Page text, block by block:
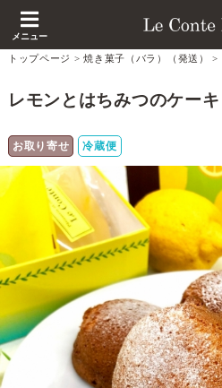
メニュー
トップページ >焼き菓子（バラ）（発送） >
レモンとはちみつのケーキ
お取り寄せ 冷蔵便